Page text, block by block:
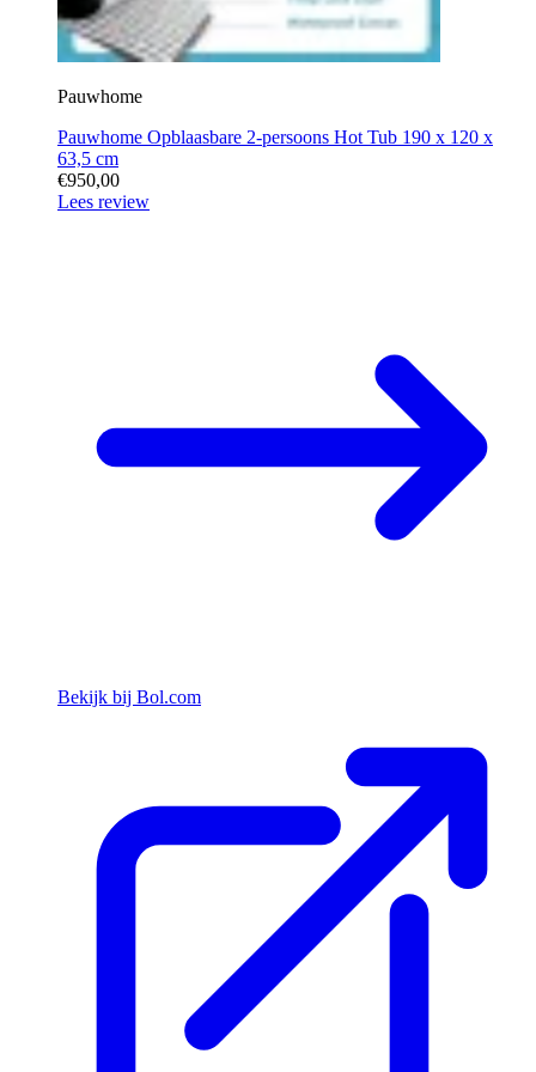
Pauwhome
Pauwhome Opblaasbare 2-persoons Hot Tub 190 x 120 x
63,5 cm
€950,00
Lees review
Bekijk bij Bol.com